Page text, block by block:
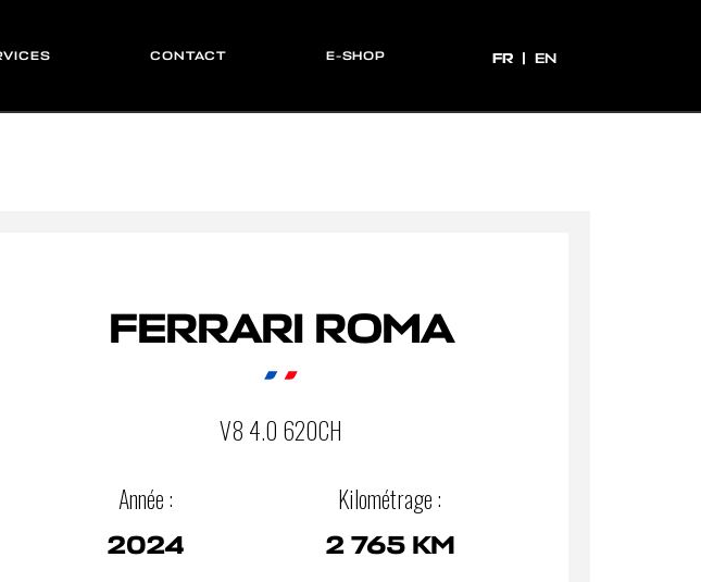
CONTACT E-SHOP FR
FR EN
FERRARI ROMA
V8 4.0 620CH
Année :
2024
Kilométrage :
2 765 KM